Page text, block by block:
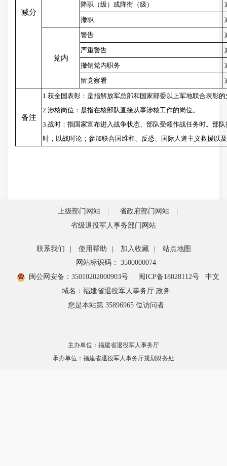
减分
降职（级）或降衔（级）
撤职
党内
警告
严重警告
撤销党内职务
留党察看
备注
1.获全国表彰：是指解放军总部和国家部委以上军地联合表彰
2.涉核岗位：是指在核部队直接从事涉核工作的岗位。
3.战时：指国家宣布进入战争状态、部队受领作战任务时。部
时，以战时论；参加联合国维和、反恐、国际人道主义救援以
上级部门网站
省政府部门网站
省级退役军人事务部门网站
联系我们 使用帮助 加入收藏
站点地图
网站标识码： 3500000074
闽公网安备：35010202000903号
闽ICP备18028112号
中文
域名：福建省退役军人事务厅.政务
您是本站第 35896965 位访问者
主办单位：福建省退役军人事务厅
承办单位：福建省退役军人事务厅规划财务处